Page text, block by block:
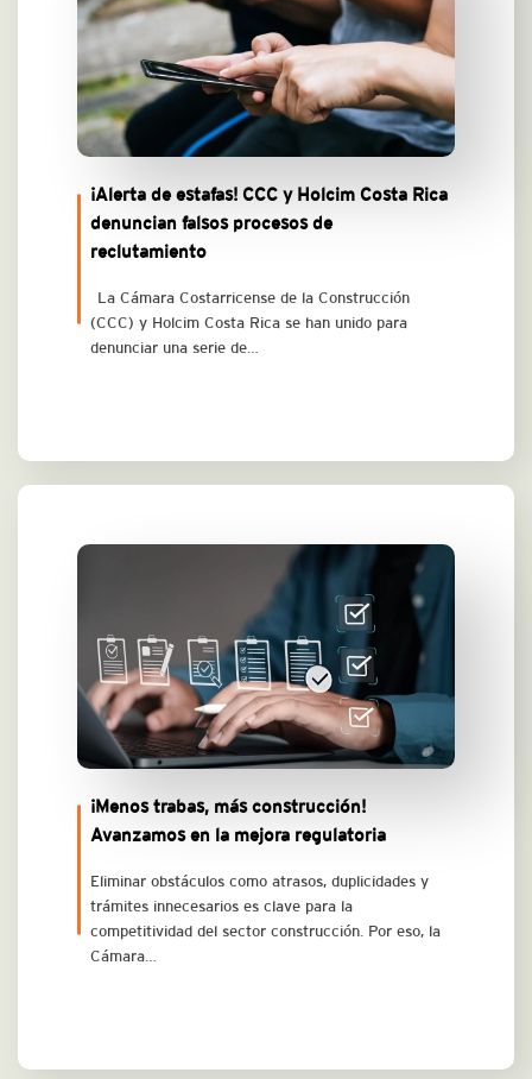
¡Alerta de estafas! CCC y Holcim Costa Rica
denuncian falsos procesos de
reclutamiento
La Cámara Costarricense de la Construcción
(CCC) y Holcim Costa Rica se han unido para
denunciar una serie de…
¡Menos trabas, más construcción!
Avanzamos en la mejora regulatoria
Eliminar obstáculos como atrasos, duplicidades y
trámites innecesarios es clave para la
competitividad del sector construcción. Por eso, la
Cámara…